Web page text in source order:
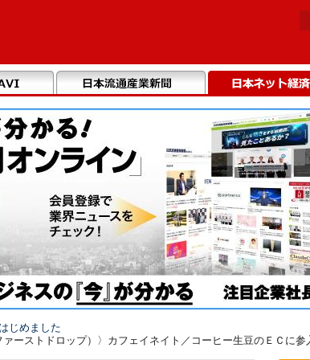
じめました
ーストドロップ）〉カフェイネイト／コーヒー生豆のＥＣに参